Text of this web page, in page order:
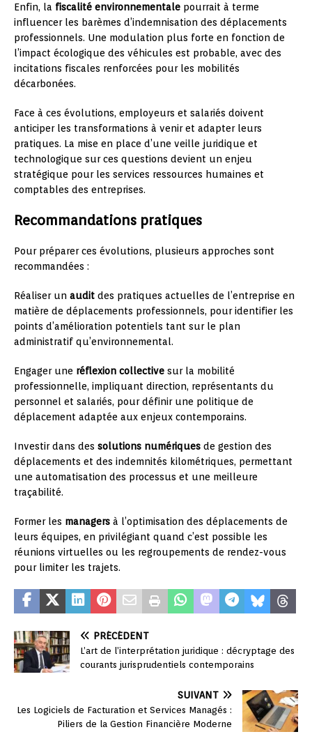
Enfin, la fiscalité environnementale pourrait à terme
influencer les barèmes d’indemnisation des déplacements
professionnels. Une modulation plus forte en fonction de
l’impact écologique des véhicules est probable, avec des
incitations fiscales renforcées pour les mobilités
décarbonées.
Face à ces évolutions, employeurs et salariés doivent
anticiper les transformations à venir et adapter leurs
pratiques. La mise en place d’une veille juridique et
technologique sur ces questions devient un enjeu
stratégique pour les services ressources humaines et
comptables des entreprises.
Recommandations pratiques
Pour préparer ces évolutions, plusieurs approches sont
recommandées :
Réaliser un audit des pratiques actuelles de l’entreprise en
matière de déplacements professionnels, pour identifier les
points d’amélioration potentiels tant sur le plan
administratif qu’environnemental.
Engager une réflexion collective sur la mobilité
professionnelle, impliquant direction, représentants du
personnel et salariés, pour définir une politique de
déplacement adaptée aux enjeux contemporains.
Investir dans des solutions numériques de gestion des
déplacements et des indemnités kilométriques, permettant
une automatisation des processus et une meilleure
traçabilité.
Former les managers à l’optimisation des déplacements de
leurs équipes, en privilégiant quand c’est possible les
réunions virtuelles ou les regroupements de rendez-vous
pour limiter les trajets.
PRÉCÉDENT
L’art de l’interprétation juridique : décryptage des
courants jurisprudentiels contemporains
SUIVANT
Les Logiciels de Facturation et Services Managés :
Piliers de la Gestion Financière Moderne